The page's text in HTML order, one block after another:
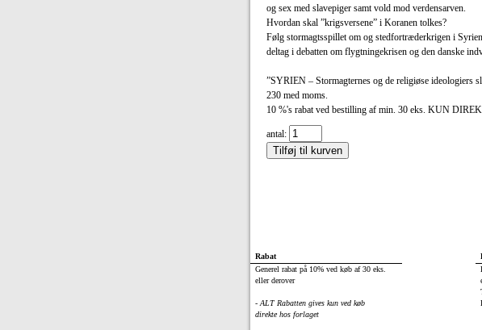
og sex med slavepiger samt vold mod verdensarven.
Hvordan skal ”krigsversene” i Koranen tolkes?
Følg stormagtsspillet om og stedfortræderkrigen i
deltag i debatten om flygtningekrisen og den danske
”SYRIEN – Stormagternes og de religiøse ideologiers
230 med moms.
10 %'s rabat ved bestilling af min. 30 eks. KUN
antal:
Rabat
Generel rabat på 10% ved køb af 30 eks.
eller derover
- ALT Rabatten gives kun ved køb
direkte hos forlaget